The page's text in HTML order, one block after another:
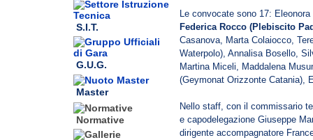
S.I.T.
G.U.G.
Master
Normative
Le convocate sono 17:
Federica Rocco (Plebiscito
Casanova, Marta Colaiocco,
Waterpolo), Annalisa Bosello,
Martina Miceli, Maddalena
(Geymonat Orizzonte Catania),
Nello staff, con il commissario
e capodelegazione Giuseppe
dirigente accompagnatore